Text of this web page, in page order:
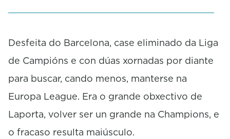
Desfeita do Barcelona, case eliminado da Liga
de Campións e con dúas xornadas por diante
para buscar, cando menos, manterse na
Europa League. Era o grande obxectivo de
Laporta, volver ser un grande na Champions, e
o fracaso resulta maiúsculo.